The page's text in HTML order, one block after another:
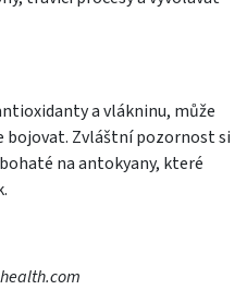
a vlákninu, může
Zvláštní pozornost si
na antokyany, které